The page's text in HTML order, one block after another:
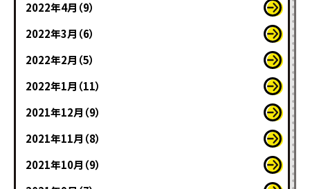
2022年4月（9）
2022年3月（6）
2022年2月（5）
2022年1月（11）
2021年12月（9）
2021年11月（8）
2021年10月（9）